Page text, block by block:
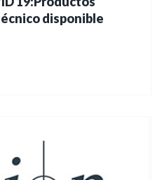
disponible